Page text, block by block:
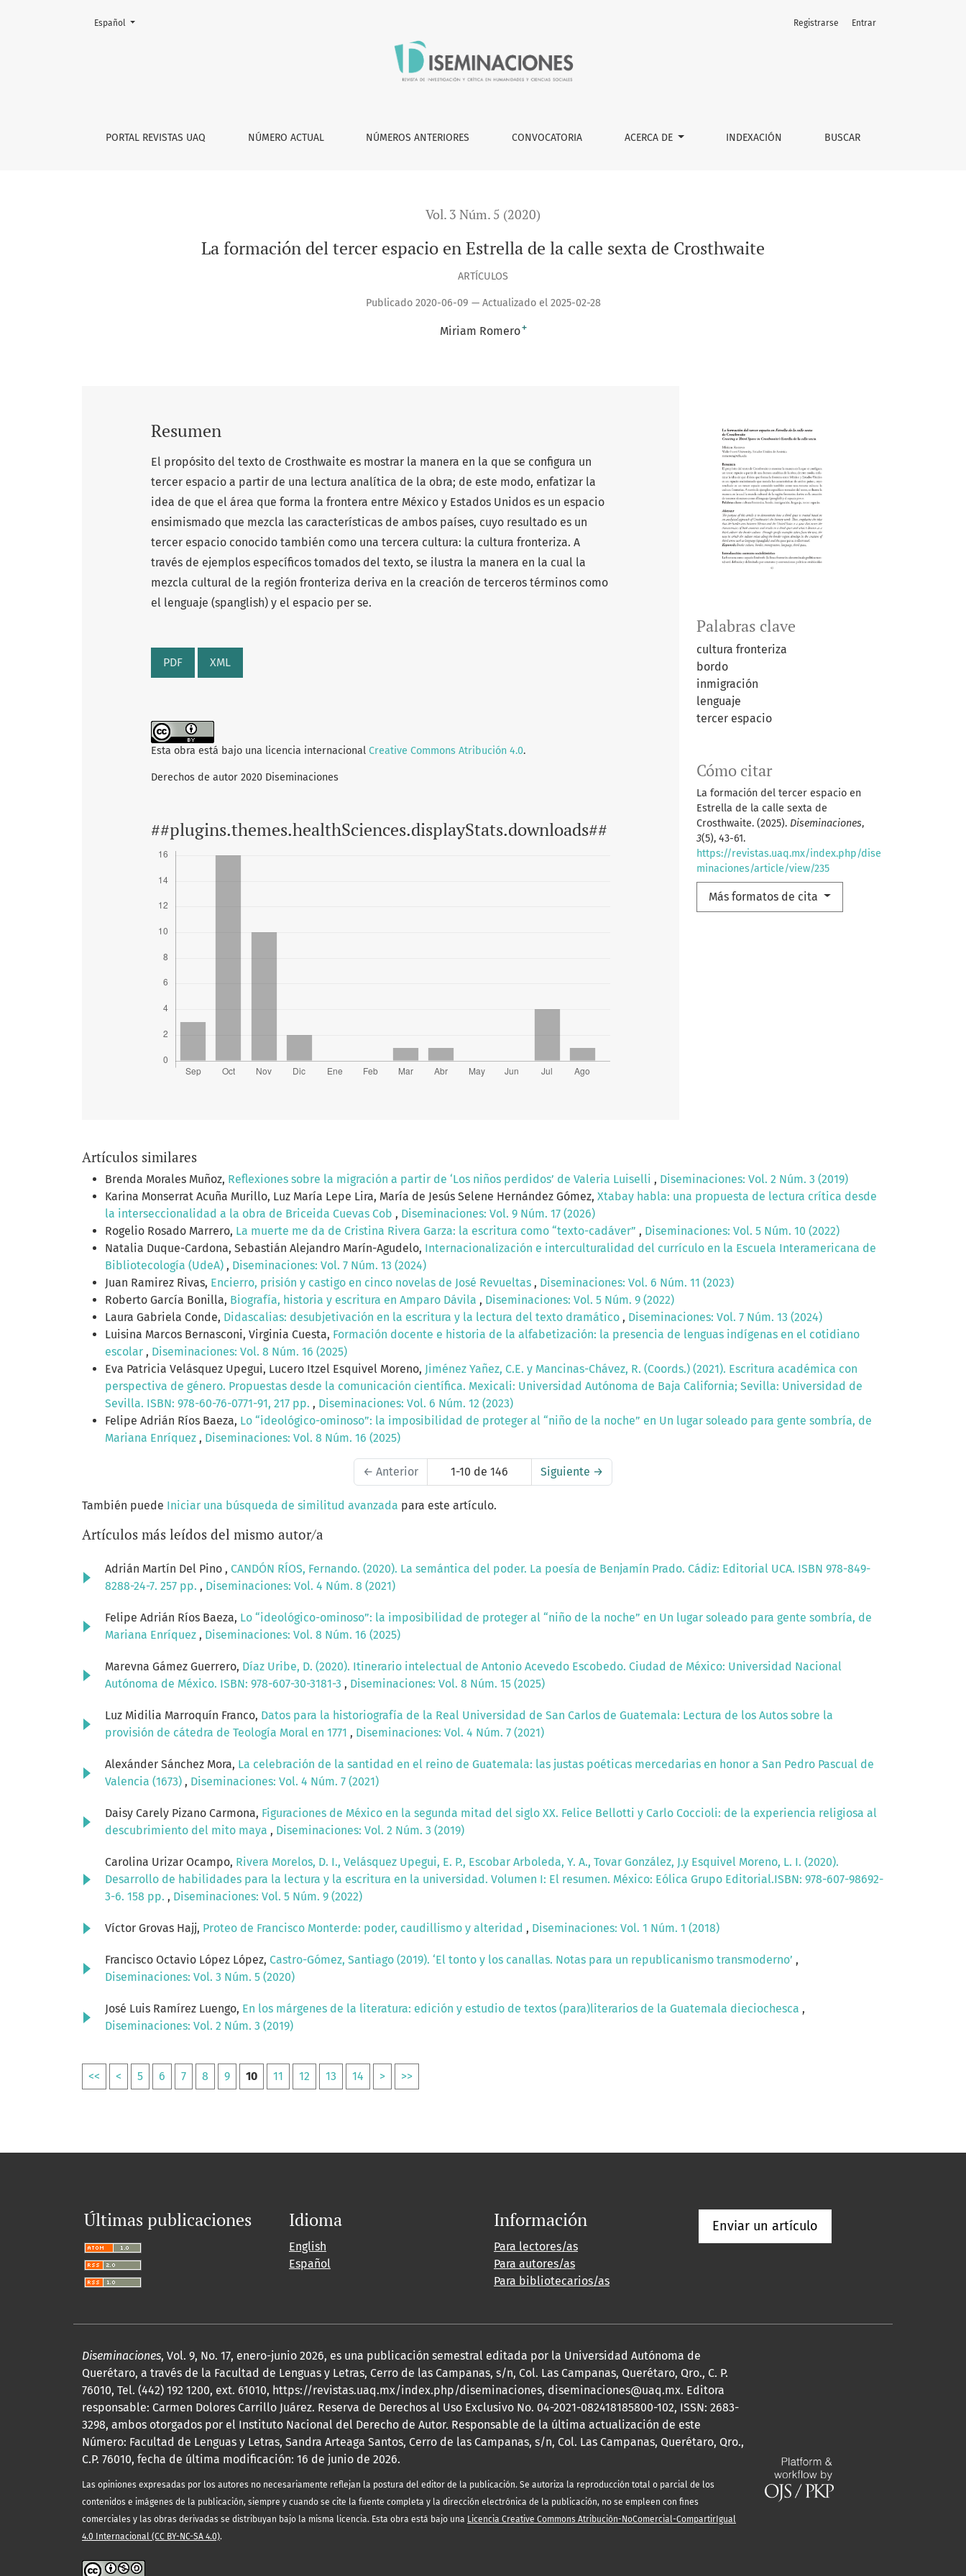
La formación del tercer espacio en Estrella de la calle sexta de Crosthwaite
PORTAL REVISTAS UAQ NÚMERO ACTUAL NÚMEROS ANTERIORES CONVOCATORIA ACERCA DE INDEXACIÓN BUSCAR
Registrarse Entrar
Cambiar el idioma. El actual es:
Español
Vol. 3 Núm. 5 (2020)
La formación del tercer espacio en Estrella de la calle sexta de Crosthwaite
ARTÍCULOS
Publicado 2020-06-09 — Actualizado el 2025-02-28
Miriam Romero+
Palabras clave
cultura fronteriza
bordo
inmigración
lenguaje
tercer espacio
Cómo citar
La formación del tercer espacio en
Estrella de la calle sexta de
Crosthwaite. (2025). Diseminaciones,
3(5), 43-61.
https://revistas.uaq.mx/index.php/dise
minaciones/article/view/235
Más formatos de cita
Resumen
El propósito del texto de Crosthwaite es mostrar la manera en la que se configura un
tercer espacio a partir de una lectura analítica de la obra; de este modo, enfatizar la
idea de que el área que forma la frontera entre México y Estados Unidos es un espacio
ensimismado que mezcla las características de ambos países, cuyo resultado es un
tercer espacio conocido también como una tercera cultura: la cultura fronteriza. A
través de ejemplos específicos tomados del texto, se ilustra la manera en la cual la
mezcla cultural de la región fronteriza deriva en la creación de terceros términos como
el lenguaje (spanglish) y el espacio per se.
PDF XML
Esta obra está bajo una licencia internacional Creative Commons Atribución 4.0.
Derechos de autor 2020 Diseminaciones
##plugins.themes.healthSciences.displayStats.downloads##
Artículos similares
Brenda Morales Muñoz, Reflexiones sobre la migración a partir de ‘Los niños perdidos’ de Valeria Luiselli , Diseminaciones: Vol. 2 Núm. 3 (2019)
Karina Monserrat Acuña Murillo, Luz María Lepe Lira, María de Jesús Selene Hernández Gómez, Xtabay habla: una propuesta de lectura crítica desde
la interseccionalidad a la obra de Briceida Cuevas Cob , Diseminaciones: Vol. 9 Núm. 17 (2026)
Rogelio Rosado Marrero, La muerte me da de Cristina Rivera Garza: la escritura como “texto-cadáver” , Diseminaciones: Vol. 5 Núm. 10 (2022)
Natalia Duque-Cardona, Sebastián Alejandro Marín-Agudelo, Internacionalización e interculturalidad del currículo en la Escuela Interamericana de
Bibliotecología (UdeA) , Diseminaciones: Vol. 7 Núm. 13 (2024)
Juan Ramirez Rivas, Encierro, prisión y castigo en cinco novelas de José Revueltas , Diseminaciones: Vol. 6 Núm. 11 (2023)
Roberto García Bonilla, Biografía, historia y escritura en Amparo Dávila , Diseminaciones: Vol. 5 Núm. 9 (2022)
Laura Gabriela Conde, Didascalias: desubjetivación en la escritura y la lectura del texto dramático , Diseminaciones: Vol. 7 Núm. 13 (2024)
Luisina Marcos Bernasconi, Virginia Cuesta, Formación docente e historia de la alfabetización: la presencia de lenguas indígenas en el cotidiano
escolar , Diseminaciones: Vol. 8 Núm. 16 (2025)
Eva Patricia Velásquez Upegui, Lucero Itzel Esquivel Moreno, Jiménez Yañez, C.E. y Mancinas-Chávez, R. (Coords.) (2021). Escritura académica con
perspectiva de género. Propuestas desde la comunicación científica. Mexicali: Universidad Autónoma de Baja California; Sevilla: Universidad de
Sevilla. ISBN: 978-60-76-0771-91, 217 pp. , Diseminaciones: Vol. 6 Núm. 12 (2023)
Felipe Adrián Ríos Baeza, Lo “ideológico-ominoso”: la imposibilidad de proteger al “niño de la noche” en Un lugar soleado para gente sombría, de
Mariana Enríquez , Diseminaciones: Vol. 8 Núm. 16 (2025)
← Anterior 1-10 de 146 Siguiente →
También puede Iniciar una búsqueda de similitud avanzada para este artículo.
Artículos más leídos del mismo autor/a
Adrián Martín Del Pino , CANDÓN RÍOS, Fernando. (2020). La semántica del poder. La poesía de Benjamín Prado. Cádiz: Editorial UCA. ISBN 978-849-
8288-24-7. 257 pp. , Diseminaciones: Vol. 4 Núm. 8 (2021)
Felipe Adrián Ríos Baeza, Lo “ideológico-ominoso”: la imposibilidad de proteger al “niño de la noche” en Un lugar soleado para gente sombría, de
Mariana Enríquez , Diseminaciones: Vol. 8 Núm. 16 (2025)
Marevna Gámez Guerrero, Díaz Uribe, D. (2020). Itinerario intelectual de Antonio Acevedo Escobedo. Ciudad de México: Universidad Nacional
Autónoma de México. ISBN: 978-607-30-3181-3 , Diseminaciones: Vol. 8 Núm. 15 (2025)
Luz Midilia Marroquín Franco, Datos para la historiografía de la Real Universidad de San Carlos de Guatemala: Lectura de los Autos sobre la
provisión de cátedra de Teología Moral en 1771 , Diseminaciones: Vol. 4 Núm. 7 (2021)
Alexánder Sánchez Mora, La celebración de la santidad en el reino de Guatemala: las justas poéticas mercedarias en honor a San Pedro Pascual de
Valencia (1673) , Diseminaciones: Vol. 4 Núm. 7 (2021)
Daisy Carely Pizano Carmona, Figuraciones de México en la segunda mitad del siglo XX. Felice Bellotti y Carlo Coccioli: de la experiencia religiosa al
descubrimiento del mito maya , Diseminaciones: Vol. 2 Núm. 3 (2019)
Carolina Urizar Ocampo, Rivera Morelos, D. I., Velásquez Upegui, E. P., Escobar Arboleda, Y. A., Tovar González, J.y Esquivel Moreno, L. I. (2020).
Desarrollo de habilidades para la lectura y la escritura en la universidad. Volumen I: El resumen. México: Eólica Grupo Editorial.ISBN: 978-607-98692-
3-6. 158 pp. , Diseminaciones: Vol. 5 Núm. 9 (2022)
Víctor Grovas Hajj, Proteo de Francisco Monterde: poder, caudillismo y alteridad , Diseminaciones: Vol. 1 Núm. 1 (2018)
Francisco Octavio López López, Castro-Gómez, Santiago (2019). ‘El tonto y los canallas. Notas para un republicanismo transmoderno’ ,
Diseminaciones: Vol. 3 Núm. 5 (2020)
José Luis Ramírez Luengo, En los márgenes de la literatura: edición y estudio de textos (para)literarios de la Guatemala dieciochesca ,
Diseminaciones: Vol. 2 Núm. 3 (2019)
<< < 5 6 7 8 9 10 11 12 13 14 > >>
Últimas publicaciones Idioma
English
Español
Información
Para lectores/as
Para autores/as
Para bibliotecarios/as
Enviar un artículo
Diseminaciones, Vol. 9, No. 17, enero-junio 2026, es una publicación semestral editada por la Universidad Autónoma de
Querétaro, a través de la Facultad de Lenguas y Letras, Cerro de las Campanas, s/n, Col. Las Campanas, Querétaro, Qro., C. P.
76010, Tel. (442) 192 1200, ext. 61010, https://revistas.uaq.mx/index.php/diseminaciones, diseminaciones@uaq.mx. Editora
responsable: Carmen Dolores Carrillo Juárez. Reserva de Derechos al Uso Exclusivo No. 04-2021-082418185800-102, ISSN: 2683-
3298, ambos otorgados por el Instituto Nacional del Derecho de Autor. Responsable de la última actualización de este
Número: Facultad de Lenguas y Letras, Sandra Arteaga Santos, Cerro de las Campanas, s/n, Col. Las Campanas, Querétaro, Qro.,
C.P. 76010, fecha de última modificación: 16 de junio de 2026.
Las opiniones expresadas por los autores no necesariamente reflejan la postura del editor de la publicación. Se autoriza la reproducción total o parcial de los
contenidos e imágenes de la publicación, siempre y cuando se cite la fuente completa y la dirección electrónica de la publicación, no se empleen con fines
comerciales y las obras derivadas se distribuyan bajo la misma licencia. Esta obra está bajo una Licencia Creative Commons Atribución-NoComercial-CompartirIgual
4.0 Internacional (CC BY-NC-SA 4.0).